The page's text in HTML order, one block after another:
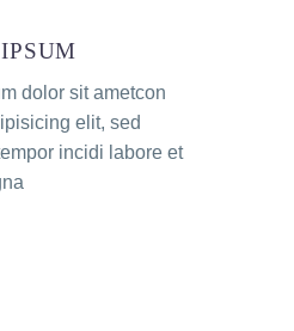
dolor sit ametcon
elit, sed
incidi labore et